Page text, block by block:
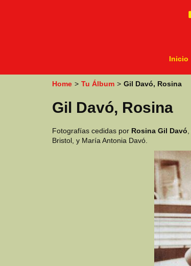
i
Inicio
Home > Tu Álbum > Gil Davó, Rosina
Gil Davó, Rosina
Fotografías cedidas por Rosina Gil Davó
Bristol, y María Antonia Davó.